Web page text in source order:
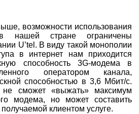
возможности использования
нашей стране ограничены
U’tel. В виду такой монополии
в интернет нам приходится
способность 3G-модема в
оператором канала,
способностью в 3,6 Мбит/с.
не сможет «выжать» максимум
модема, но может составить
клиентом услуге.